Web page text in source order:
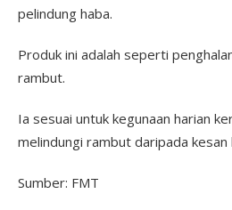
pelindung haba.
Produk ini adalah seperti
rambut.
Ia sesuai untuk kegunaan harian
melindungi rambut daripada kesan
Sumber: FMT